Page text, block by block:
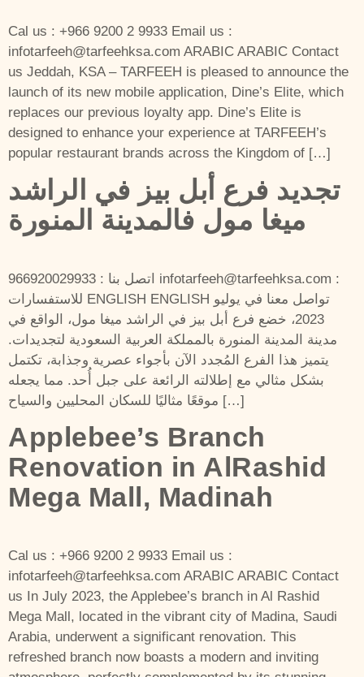
Cal us : +966 9200 2 9933 Email us :
infotarfeeh@tarfeehksa.com ARABIC ARABIC Contact
us Jeddah, KSA – TARFEEH is pleased to announce the
launch of its new mobile application, Dine’s Elite, which
replaces our previous loyalty app. Dine’s Elite is
designed to enhance your experience at TARFEEH’s
popular restaurant brands across the Kingdom of […]
تجديد فرع أبل بيز في الراشد
ميغا مول فالمدينة المنورة
اتصل بنا : 966920029933 infotarfeeh@tarfeehksa.com :
للاستفسارات ENGLISH ENGLISH تواصل معنا في يوليو
2023، خضع فرع أبل بيز في الراشد ميغا مول، الواقع في
مدينة المدينة المنورة بالمملكة العربية السعودية لتجديدات.
يتميز هذا الفرع المُجدد الآن بأجواء عصرية وجذابة، تكتمل
بشكل مثالي مع إطلالته الرائعة على جبل أُحد. مما يجعله
موقعًا مثاليًا للسكان المحليين والسياح […]
Applebee’s Branch
Renovation in AlRashid
Mega Mall, Madinah
Cal us : +966 9200 2 9933 Email us :
infotarfeeh@tarfeehksa.com ARABIC ARABIC Contact
us In July 2023, the Applebee’s branch in Al Rashid
Mega Mall, located in the vibrant city of Madina, Saudi
Arabia, underwent a significant renovation. This
refreshed branch now boasts a modern and inviting